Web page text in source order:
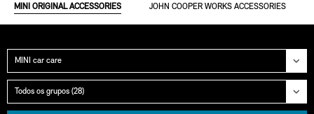
MINI ORIGINAL ACCESSORIES JOHN COOPER WORKS ACCESSORIES
Categoria
Grupo